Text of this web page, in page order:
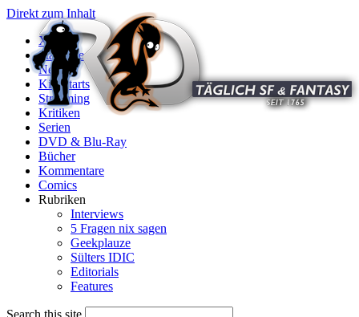
Direkt zum Inhalt
X
Startseite
News
Kinostarts
Streaming
Kritiken
Serien
DVD & Blu-Ray
Bücher
Kommentare
Comics
Rubriken
Interviews
5 Fragen nix sagen
Geekplauze
Sülters IDIC
Editorials
Features
Search this site